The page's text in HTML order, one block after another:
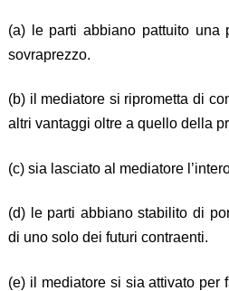
(a) le parti abbiano pattuito una
sovraprezzo.
(b) il mediatore si riprometta di
altri vantaggi oltre a quello della
(c) sia lasciato al mediatore
(d) le parti abbiano stabilito di
di uno solo dei futuri contraenti.
(e) il mediatore si sia attivato per